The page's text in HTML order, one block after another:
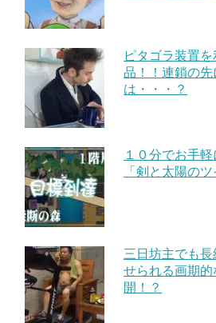
ピタゴラ装置
品！！連鎖の先
は・・・？
１０分でお手
「剣と太陽のツ
三日坊主でも
せられる画期
開！？